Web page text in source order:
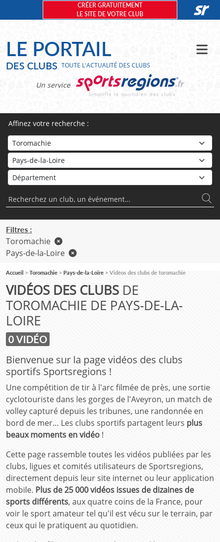
Panneau de gestion des cookies
VIDÉOS DES CLUBS DE
TOROMACHIE DE PAYS-DE-LA-
LOIRE
0 VIDÉO
Bienvenue sur la page vidéos des clubs
sportifs Sportsregions !
Une compétition de tir à l'arc filmée de près, une sortie
cyclotouriste dans les gorges de l'Aveyron, un match de
volley capturé depuis les tribunes, une randonnée en
bord de mer… Les clubs sportifs partagent leurs plus
beaux moments en vidéo !
Cette page rassemble toutes les vidéos publiées par les
clubs, ligues et comités utilisateurs de Sportsregions,
directement depuis leur site internet ou leur application
mobile. Plus de 25 000 vidéos issues de dizaines de
sports différents, aux quatre coins de la France, pour
voir le sport amateur tel qu'il est vécu sur le terrain, par
ceux qui le pratiquent au quotidien.
Affinez votre recherche :
Filtres :
Toromachie
Pays-de-la-Loire
Accueil Toromachie Pays-de-la-Loire Vidéos des clubs de toromachie
LE PORTAIL
DES CLUBS TOUTE L'ACTUALITÉ DES CLUBS
Un service
CRÉER GRATUITEMENT
LE SITE DE VOTRE CLUB